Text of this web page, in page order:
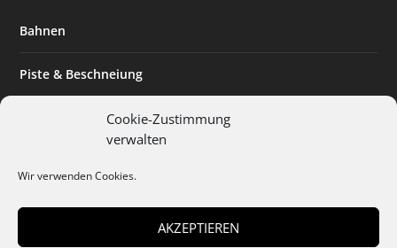
Cookie-Zustimmung
verwalten
Wir verwenden Cookies.
AKZEPTIEREN
Bahnen
Piste & Beschneiung
Expertise & Technik